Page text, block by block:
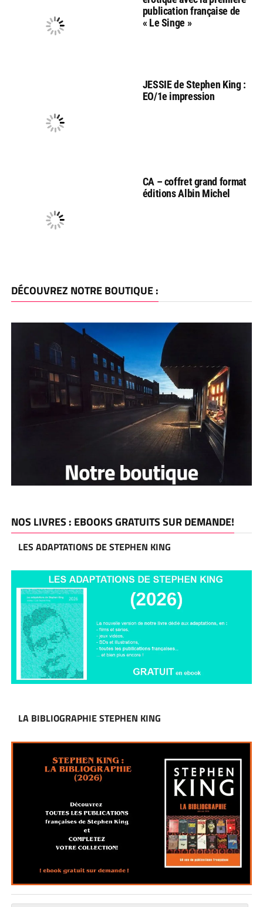
publication française de
« Le Singe »
JESSIE de Stephen King :
EO/1e impression
CA – coffret grand format
éditions Albin Michel
DÉCOUVREZ NOTRE BOUTIQUE :
NOS LIVRES : EBOOKS GRATUITS SUR DEMANDE!
LES ADAPTATIONS DE STEPHEN KING
LA BIBLIOGRAPHIE STEPHEN KING